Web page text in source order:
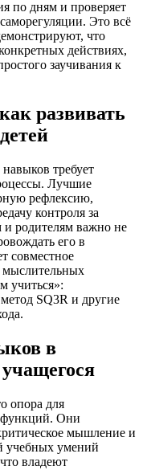
по дням и проверяет
Это всё
что
действиях,
заучивания к
развивать
требует
Лучшие
рефлексию,
контроля за
и родителям важно не
его в
совместное
мыслительных
учиться»:
SQ3R и другие
в
опора для
Они
мышление и
учебных умений
владеют